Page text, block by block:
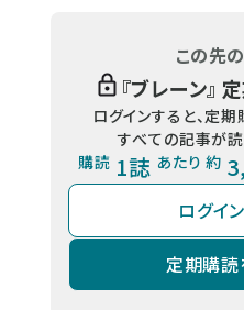
この先
『ブレーン』
ログインすると、定
すべての記事が読
購読 1誌 あたり 約
ログイ
定期購読